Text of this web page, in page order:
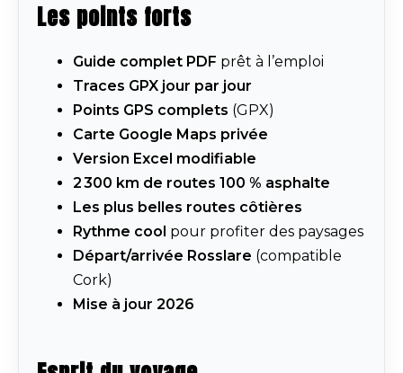
Les points forts
Guide complet PDF prêt à l’emploi
Traces GPX jour par jour
Points GPS complets (GPX)
Carte Google Maps privée
Version Excel modifiable
2 300 km de routes 100 % asphalte
Les plus belles routes côtières
Rythme cool pour profiter des paysages
Départ/arrivée Rosslare (compatible
Cork)
Mise à jour 2026